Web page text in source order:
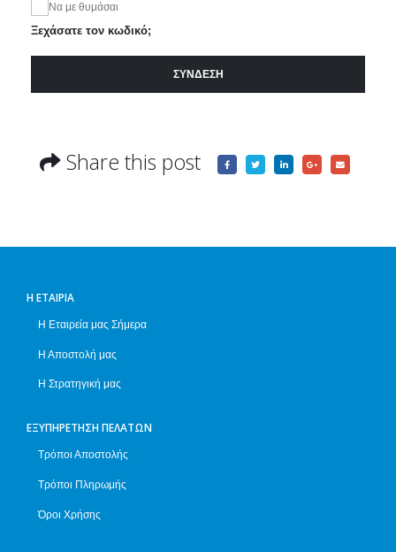
Να με θυμάσαι
Ξεχάσατε τον κωδικό;
ΣΎΝΔΕΣΗ
Share this post
Η ΕΤΑΙΡΊΑ
Η Εταιρεία μας Σήμερα
Η Αποστολή μας
Η Στρατηγική μας
ΕΞΥΠΗΡΈΤΗΣΗ ΠΕΛΑΤΏΝ
Τρόποι Αποστολής
Τρόποι Πληρωμής
Όροι Χρήσης